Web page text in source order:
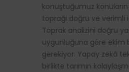
konuştuğumuz konuların
toprağı doğru ve verimli
Toprak analizini doğru
uygunluğuna göre ekim
gerekiyor. Yapay zekâ
birlikte tarımın